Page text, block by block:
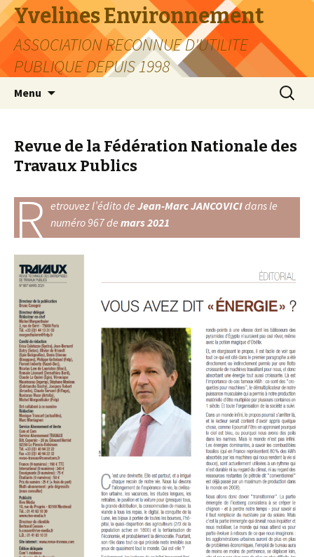
Yvelines Environnement
ASSOCIATION RECONNUE D'UTILITE
PUBLIQUE DEPUIS 1998
Menu
Revue de la Fédération Nationale des
Travaux Publics
R etrouvez l’édito de Jean-Marc JANCOVICIdans le
numéro 967 de mars 2021